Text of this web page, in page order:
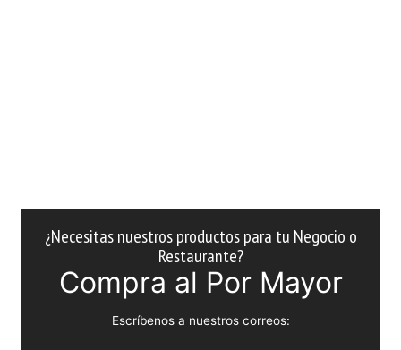
¿Necesitas nuestros productos para tu Negocio o
Restaurante?
Compra al Por Mayor
Escríbenos a nuestros correos: